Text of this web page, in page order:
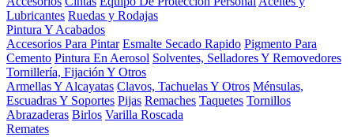
Lubricantes Ruedas y Rodajas
Pintura Y Acabados
Accesorios Para Pintar Esmalte Secado Rapido Pigmento Para
Cemento Pintura En Aerosol Solventes, Selladores Y Removedores
Tornillería, Fijación Y Otros
Armellas Y Alcayatas Clavos, Tachuelas Y Otros Ménsulas,
Escuadras Y Soportes Pijas Remaches Taquetes Tornillos
Abrazaderas Birlos Varilla Roscada
Remates